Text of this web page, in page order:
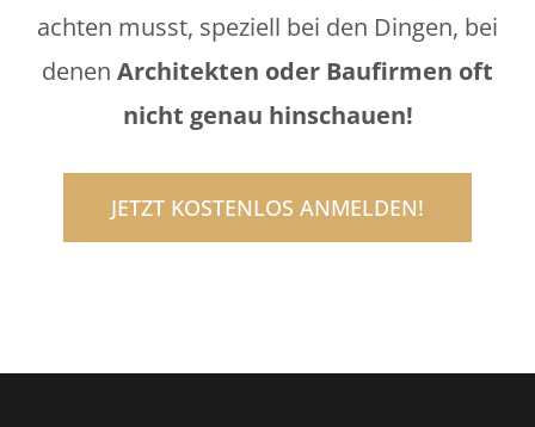
achten musst, speziell bei den Dingen, bei
denen Architekten oder Baufirmen oft
nicht genau hinschauen!
JETZT KOSTENLOS ANMELDEN!